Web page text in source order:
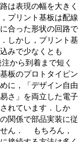
は表現の幅を大きく
プリント基板は配線
合った形状の回路で
しかし，プリント基
みで少なくとも
から到着まで短く
板のプロトタイピン
に，「デザイン自由
さ」を両立した電子
れています．しか
関係で部品実装に従
ん． もちろん，